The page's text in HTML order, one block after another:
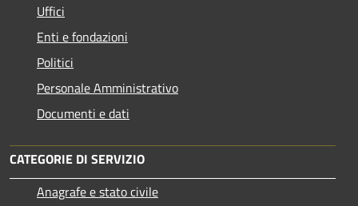
Uffici
Enti e fondazioni
Politici
Personale Amministrativo
Documenti e dati
CATEGORIE DI SERVIZIO
Anagrafe e stato civile